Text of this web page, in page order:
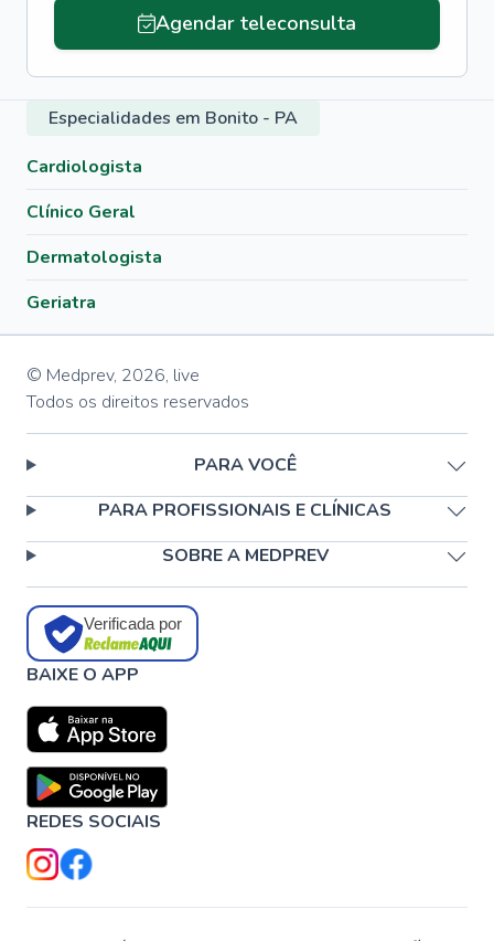
Agendar teleconsulta
Especialidades em Bonito - PA
Cardiologista
Clínico Geral
Dermatologista
Geriatra
© Medprev, 2026, live
Todos os direitos reservados
PARA VOCÊ
PARA PROFISSIONAIS E CLÍNICAS
SOBRE A MEDPREV
Verificada por
BAIXE O APP
REDES SOCIAIS